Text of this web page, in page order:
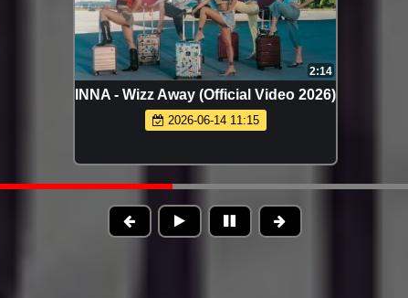
ХАННА - Танцуй (Премьера 2026)
2026-06-14 11:27